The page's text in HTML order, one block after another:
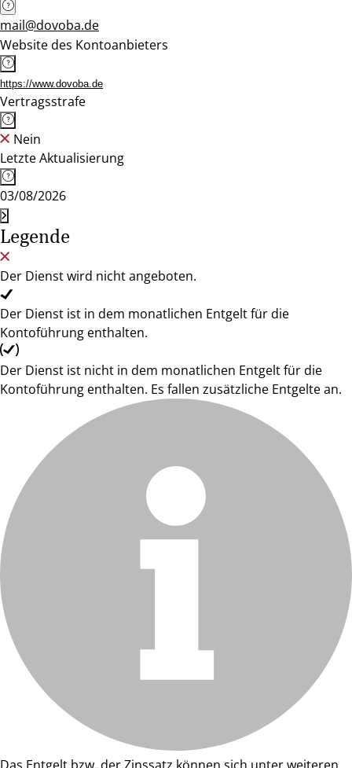
mail@dovoba.de
Website des Kontoanbieters
https://www.dovoba.de
Vertragsstrafe
Nein
Letzte Aktualisierung
03/08/2026
Legende
Der Dienst wird nicht angeboten.
Der Dienst ist in dem monatlichen Entgelt für die
Kontoführung enthalten.
Der Dienst ist nicht in dem monatlichen Entgelt für die
Kontoführung enthalten. Es fallen zusätzliche Entgelte an.